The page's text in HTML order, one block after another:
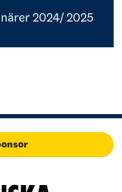
2024/ 2025